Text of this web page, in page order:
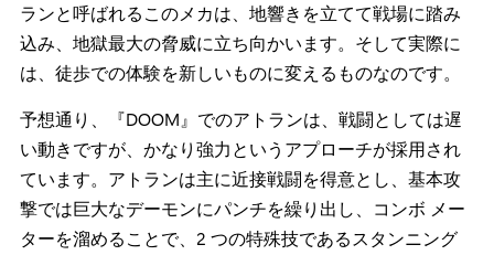
ランと呼ばれるこのメカは、地響きを立てて戦場に踏み
込み、地獄最大の脅威に立ち向かいます。そして実際に
は、徒歩での体験を新しいものに変えるものなのです。
予想通り、『DOOM』でのアトランは、戦闘としては遅
い動きですが、かなり強力というアプローチが採用され
ています。アトランは主に近接戦闘を得意とし、基本攻
撃では巨大なデーモンにパンチを繰り出し、コンボ メー
ターを溜めることで、2 つの特殊技であるスタンニング